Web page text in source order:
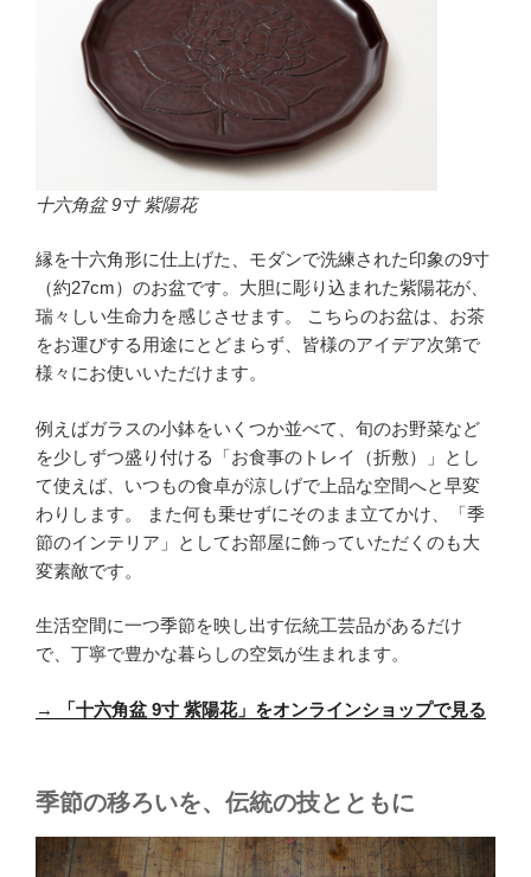
十六角盆 9寸 紫陽花
縁を十六角形に仕上げた、モダンで洗練された印象の9寸
（約27cm）のお盆です。大胆に彫り込まれた紫陽花が、
瑞々しい生命力を感じさせます。 こちらのお盆は、お茶
をお運びする用途にとどまらず、皆様のアイデア次第で
様々にお使いいただけます。
例えばガラスの小鉢をいくつか並べて、旬のお野菜など
を少しずつ盛り付ける「お食事のトレイ（折敷）」とし
て使えば、いつもの食卓が涼しげで上品な空間へと早変
わりします。 また何も乗せずにそのまま立てかけ、「季
節のインテリア」としてお部屋に飾っていただくのも大
変素敵です。
生活空間に一つ季節を映し出す伝統工芸品があるだけ
で、丁寧で豊かな暮らしの空気が生まれます。
→ 「十六角盆 9寸 紫陽花」をオンラインショップで見る
季節の移ろいを、伝統の技とともに